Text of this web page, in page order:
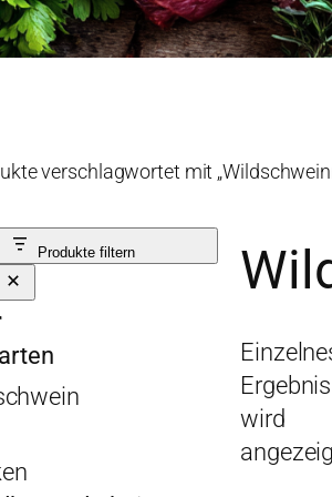
verschlagwortet mit
Produkte filtern
Ergebnis
wird